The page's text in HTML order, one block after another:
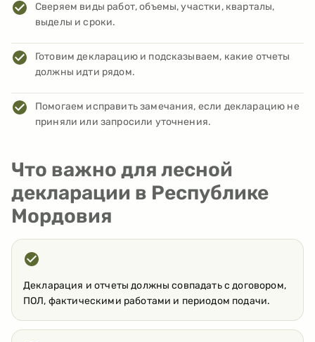
Сверяем виды работ, объемы, участки, кварталы,
выделы и сроки.
Готовим декларацию и подсказываем, какие отчеты
должны идти рядом.
Помогаем исправить замечания, если декларацию не
приняли или запросили уточнения.
Что важно для лесной
декларации в Республике
Мордовия
Декларация и отчеты должны совпадать с договором,
ПОЛ, фактическими работами и периодом подачи.